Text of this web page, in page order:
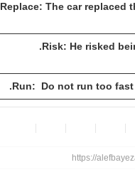
Replace: The car replaced
Risk: He risked
Run: Do not run too fast
https://